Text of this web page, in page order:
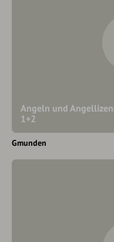
Angeln und
1+2
Gmunden